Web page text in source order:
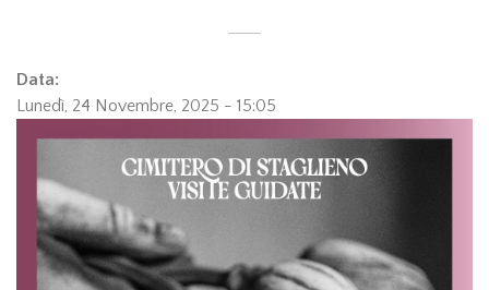
Data:
Lunedì, 24 Novembre, 2025 - 15:05